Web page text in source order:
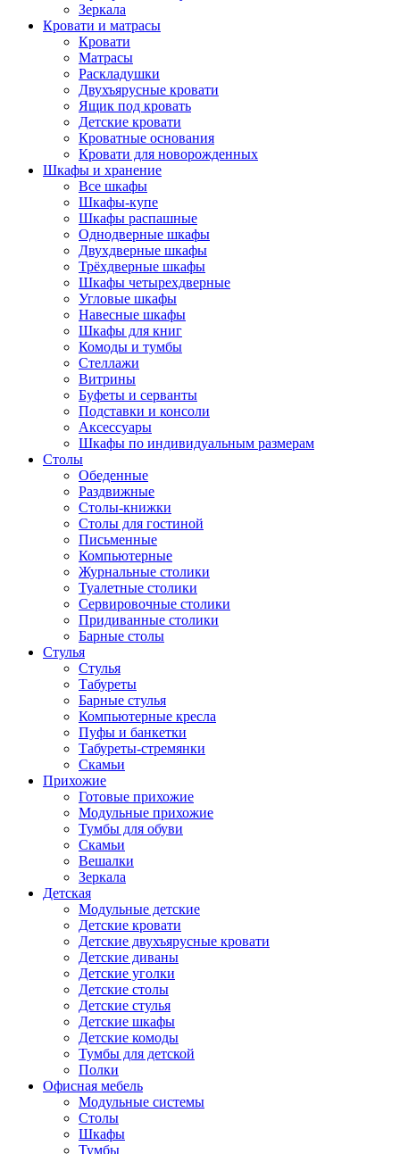
Зеркала
Кровати и матрасы
Кровати
Матрасы
Раскладушки
Двухъярусные кровати
Ящик под кровать
Детские кровати
Кроватные основания
Кровати для новорожденных
Шкафы и хранение
Все шкафы
Шкафы-купе
Шкафы распашные
Однодверные шкафы
Двухдверные шкафы
Трёхдверные шкафы
Шкафы четырехдверные
Угловые шкафы
Навесные шкафы
Шкафы для книг
Комоды и тумбы
Стеллажи
Витрины
Буфеты и серванты
Подставки и консоли
Аксессуары
Шкафы по индивидуальным размерам
Столы
Обеденные
Раздвижные
Столы-книжки
Столы для гостиной
Письменные
Компьютерные
Журнальные столики
Туалетные столики
Сервировочные столики
Придиванные столики
Барные столы
Стулья
Стулья
Табуреты
Барные стулья
Компьютерные кресла
Пуфы и банкетки
Табуреты-стремянки
Скамьи
Прихожие
Готовые прихожие
Модульные прихожие
Тумбы для обуви
Скамьи
Вешалки
Зеркала
Детская
Модульные детские
Детские кровати
Детские двухъярусные кровати
Детские диваны
Детские уголки
Детские столы
Детские стулья
Детские шкафы
Детские комоды
Тумбы для детской
Полки
Офисная мебель
Модульные системы
Столы
Шкафы
Тумбы